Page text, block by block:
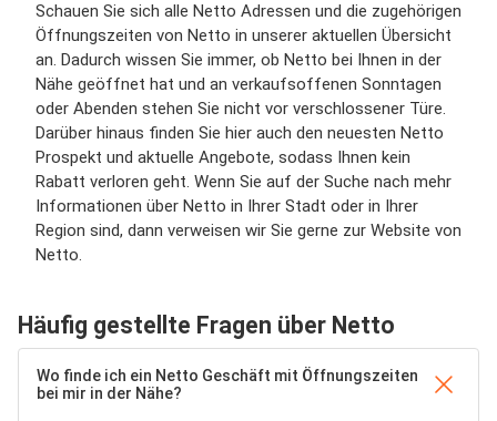
Schauen Sie sich alle Netto Adressen und die zugehörigen
Öffnungszeiten von Netto in unserer aktuellen Übersicht
an. Dadurch wissen Sie immer, ob Netto bei Ihnen in der
Nähe geöffnet hat und an verkaufsoffenen Sonntagen
oder Abenden stehen Sie nicht vor verschlossener Türe.
Darüber hinaus finden Sie hier auch den neuesten Netto
Prospekt und aktuelle Angebote, sodass Ihnen kein
Rabatt verloren geht. Wenn Sie auf der Suche nach mehr
Informationen über Netto in Ihrer Stadt oder in Ihrer
Region sind, dann verweisen wir Sie gerne zur Website von
Netto.
Häufig gestellte Fragen über Netto
Wo finde ich ein Netto Geschäft mit Öffnungszeiten
bei mir in der Nähe?